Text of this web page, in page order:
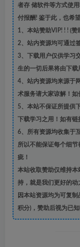
者存 储软件等方式使
付报酬! 鉴于此，也希
1、本站赞助VIP! ! ! (
2、站内资源均可通过
3、下载用户仅供学习
生的一切后果将由下载
4、站内资源均来源于
术服务请大家谅解！如
5、本站不保证所提供
下载学习之用！如有
6、所有资源均收集于
所以不能保证每个细
疵！
本站收取赞助仅维持
持，就是我们更好的动
因本站资源均为可复
积分)，赞助后视为已知